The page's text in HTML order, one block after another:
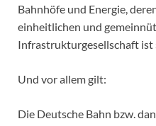
Bahnhöfe und Energie,
einheitlichen und
Infrastrukturgesellschaft ist
Und vor allem gilt:
Die Deutsche Bahn bzw.